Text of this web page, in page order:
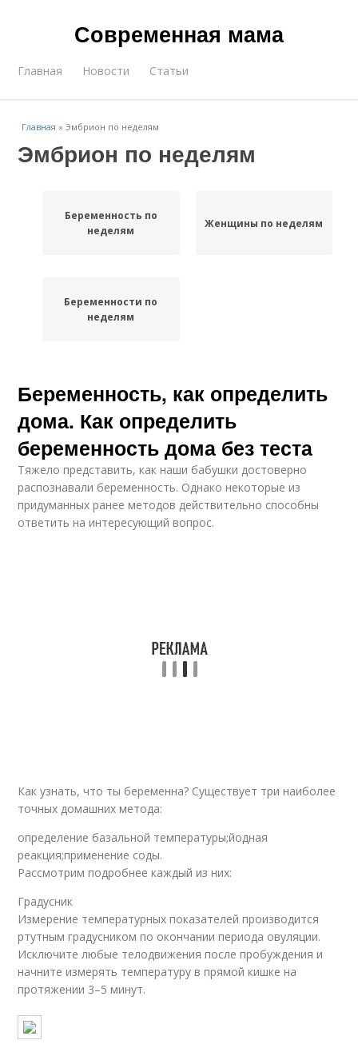
Современная мама
Главная Новости Статьи
Главная »Эмбрион по неделям
Эмбрион по неделям
Беременность по
неделям
Женщины по неделям
Беременности по
неделям
Беременность, как определить
дома. Как определить
беременность дома без теста
Тяжело представить, как наши бабушки достоверно
распознавали беременность. Однако некоторые из
придуманных ранее методов действительно способны
ответить на интересующий вопрос.
Как узнать, что ты беременна? Существует три наиболее
точных домашних метода:
определение базальной температуры;йодная
реакция;применение соды.
Рассмотрим подробнее каждый из них:
Градусник
Измерение температурных показателей производится
ртутным градусником по окончании периода овуляции.
Исключите любые телодвижения после пробуждения и
начните измерять температуру в прямой кишке на
протяжении 3–5 минут.